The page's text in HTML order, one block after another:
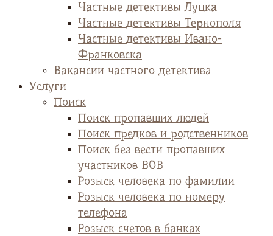
Частные детективы Луцка
Частные детективы Тернополя
Частные детективы Ивано-
Франковска
Вакансии частного детектива
Услуги
Поиск
Поиск пропавших людей
Поиск предков и родственников
Поиск без вести пропавших
участников ВОВ
Розыск человека по фамилии
Розыск человека по номеру
телефона
Розыск счетов в банках